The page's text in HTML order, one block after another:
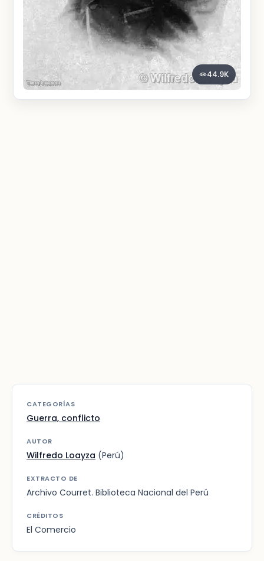
44.9K
CATEGORÍAS
Guerra, conflicto
AUTOR
Wilfredo Loayza (Perú)
EXTRACTO DE
Archivo Courret. Biblioteca Nacional del Perú
CRÉDITOS
El Comercio